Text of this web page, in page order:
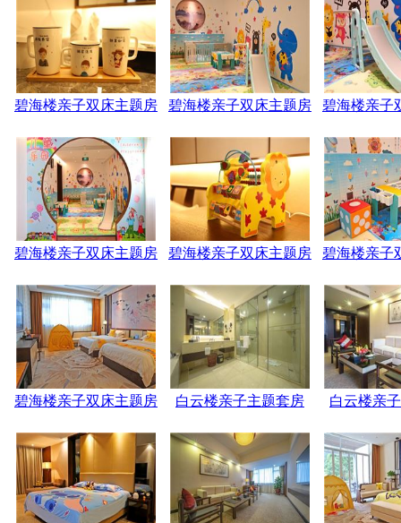
碧海楼亲子双床主题房 碧海楼亲子双床主题房 碧海楼亲子
碧海楼亲子双床主题房 碧海楼亲子双床主题房 碧海楼亲子
碧海楼亲子双床主题房 白云楼亲子主题套房 白云楼亲